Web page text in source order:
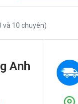
và 10 chuyên)
Anh